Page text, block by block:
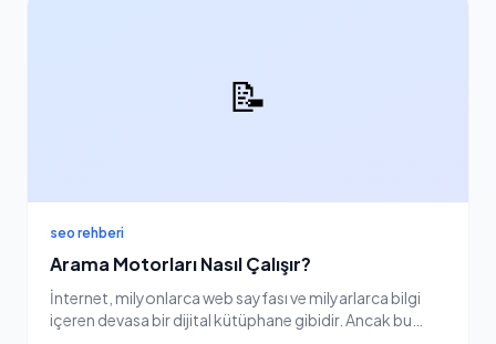
📝
seo rehberi
Arama Motorları Nasıl Çalışır?
İnternet, milyonlarca web sayfası ve milyarlarca bilgi
içeren devasa bir dijital kütüphane gibidir. Ancak bu